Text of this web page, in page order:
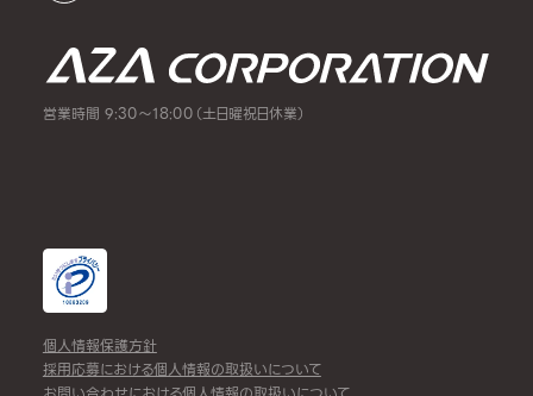
営業時間 9:30～18:00（土日曜祝日休業）
個人情報保護方針
採用応募における個人情報の取扱いについて